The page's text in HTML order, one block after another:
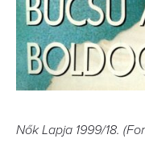
Nők Lapja 1999/18.